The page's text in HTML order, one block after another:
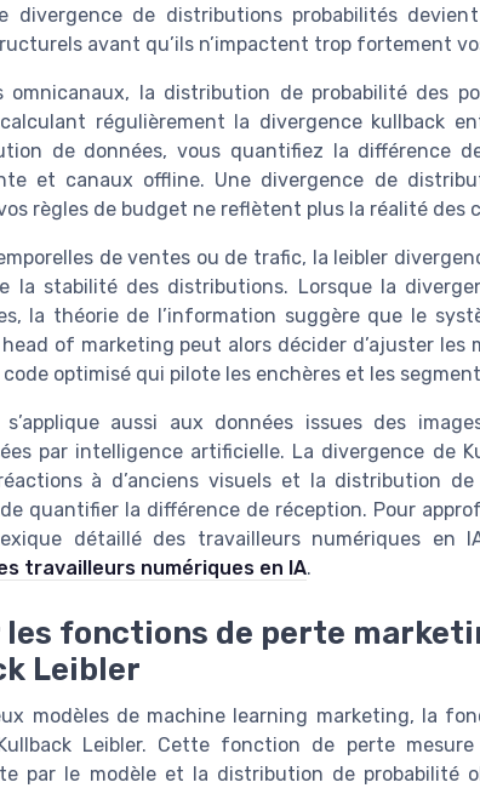
divergence de distributions probabilités
avant qu’ils n’impactent trop fortement
omnicanaux, la distribution de probabilité des
régulièrement la divergence kullback
de données, vous quantifiez la différence
et canaux offline. Une divergence de
règles de budget ne reflètent plus la réalité des
de ventes ou de trafic, la leibler
la stabilité des distributions. Lorsque la
la théorie de l’information suggère que le
of marketing peut alors décider d’ajuster
optimisé qui pilote les enchères et les
aussi aux données issues des
par intelligence artificielle. La divergence de
à d’anciens visuels et la distribution
quantifier la différence de réception. Pour
détaillé des travailleurs numériques en
travailleurs numériques en IA.
fonctions de perte
Leibler
modèles de machine learning marketing, la
Leibler. Cette fonction de perte
par le modèle et la distribution de probabilité